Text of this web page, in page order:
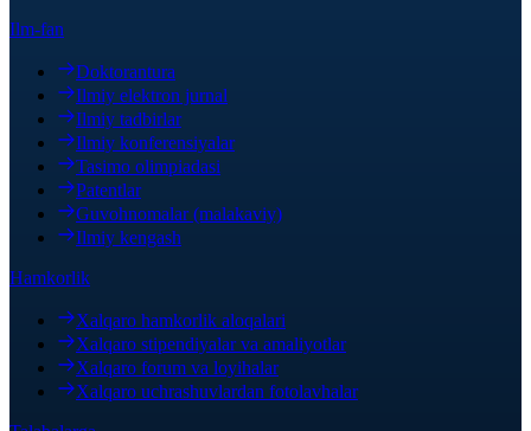
Ilm-fan
Doktorantura
Ilmiy elektron jurnal
Ilmiy tadbirlar
Ilmiy konferensiyalar
Tasimo olimpiadasi
Patentlar
Guvohnomalar (malakaviy)
Ilmiy kengash
Hamkorlik
Xalqaro hamkorlik aloqalari
Xalqaro stipendiyalar va amaliyotlar
Xalqaro forum va loyihalar
Xalqaro uchrashuvlardan fotolavhalar